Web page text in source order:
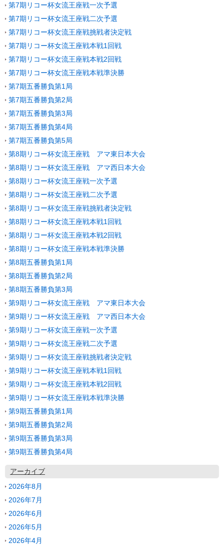
第7期リコー杯女流王座戦一次予選
第7期リコー杯女流王座戦二次予選
第7期リコー杯女流王座戦挑戦者決定戦
第7期リコー杯女流王座戦本戦1回戦
第7期リコー杯女流王座戦本戦2回戦
第7期リコー杯女流王座戦本戦準決勝
第7期五番勝負第1局
第7期五番勝負第2局
第7期五番勝負第3局
第7期五番勝負第4局
第7期五番勝負第5局
第8期リコー杯女流王座戦 アマ東日本大会
第8期リコー杯女流王座戦 アマ西日本大会
第8期リコー杯女流王座戦一次予選
第8期リコー杯女流王座戦二次予選
第8期リコー杯女流王座戦挑戦者決定戦
第8期リコー杯女流王座戦本戦1回戦
第8期リコー杯女流王座戦本戦2回戦
第8期リコー杯女流王座戦本戦準決勝
第8期五番勝負第1局
第8期五番勝負第2局
第8期五番勝負第3局
第9期リコー杯女流王座戦 アマ東日本大会
第9期リコー杯女流王座戦 アマ西日本大会
第9期リコー杯女流王座戦一次予選
第9期リコー杯女流王座戦二次予選
第9期リコー杯女流王座戦挑戦者決定戦
第9期リコー杯女流王座戦本戦1回戦
第9期リコー杯女流王座戦本戦2回戦
第9期リコー杯女流王座戦本戦準決勝
第9期五番勝負第1局
第9期五番勝負第2局
第9期五番勝負第3局
第9期五番勝負第4局
アーカイブ
2026年8月
2026年7月
2026年6月
2026年5月
2026年4月